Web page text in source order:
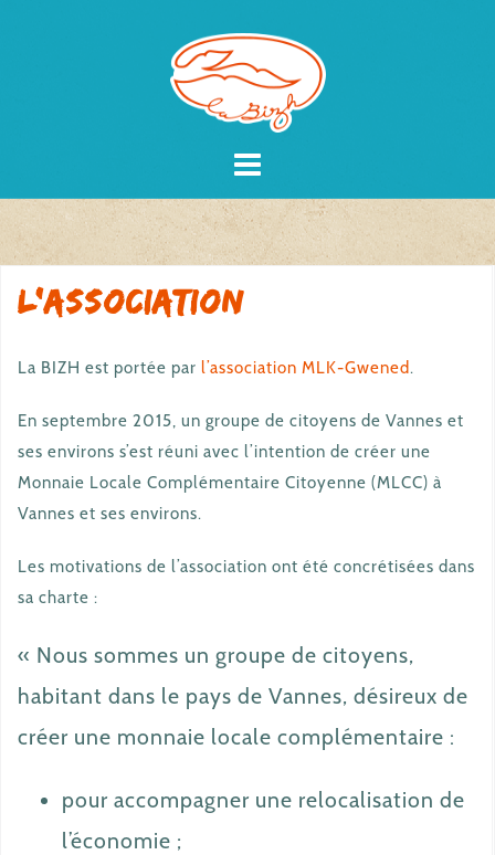
L’association
La BIZH est portée par l’association MLK-Gwened.
En septembre 2015, un groupe de citoyens de Vannes et
ses environs s’est réuni avec l’intention de créer une
Monnaie Locale Complémentaire Citoyenne (MLCC) à
Vannes et ses environs.
Les motivations de l’association ont été concrétisées dans
sa charte :
« Nous sommes un groupe de citoyens,
habitant dans le pays de Vannes, désireux de
créer une monnaie locale complémentaire :
pour accompagner une relocalisation de
l’économie ;